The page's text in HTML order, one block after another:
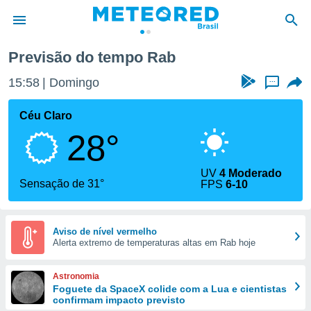
da
fornecidas
a este
das
e
forma
digital
Previsão do tempo Rab
15:58 Domingo ...
Céu Claro
28°
Sensação de 31°
UV4 Moderado
FPS6-10
Aviso de nível vermelho
Alerta extremo de temperaturas altas em Rab hoje
Astronomia
Foguete da SpaceX colide com a Lua e cientistas
confirmam impacto previsto